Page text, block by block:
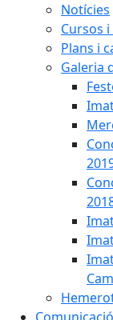
Notícies
Cursos
Plans i
Galeria